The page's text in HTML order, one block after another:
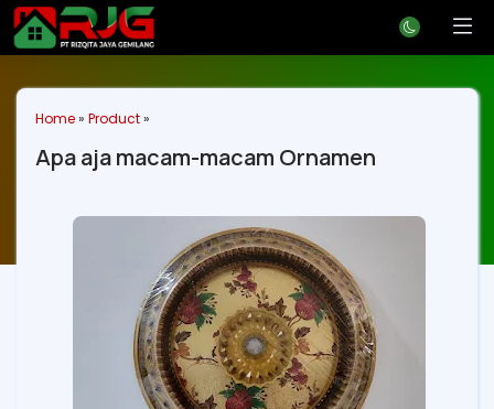
Home» Product»
Apa aja macam-macam Ornamen